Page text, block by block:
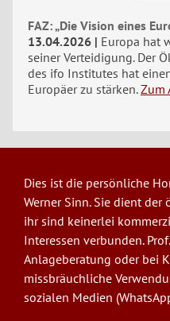
FAZ: „Die Vision eines
13.04.2026
Europa hat
seiner Verteidigung. Der
des ifo Institutes hat
Europäer zu stärken. Zum
Dies ist die persönliche
Werner Sinn. Sie dient
ihr sind keinerlei
Interessen verbunden.
Anlageberatung oder bei
missbräuchliche
sozialen Medien